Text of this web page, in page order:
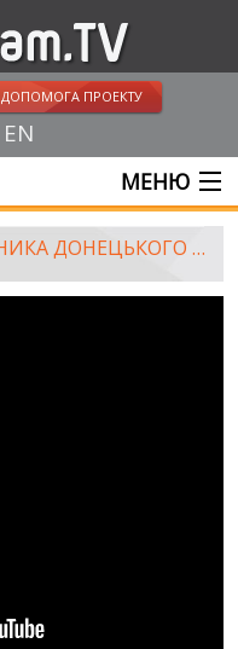
ДОПОМОГА ПРОЕКТУ
EN
МЕНЮ
ПОХОРОН ЗАХИСНИКА ДОНЕЦЬКОГО АЕРОПОРТУ ОЛЕКСАНДРА РАЙХЕРТА